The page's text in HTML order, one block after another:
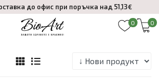
до офис при поръчка над 51,13€
0 0